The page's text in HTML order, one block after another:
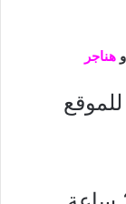
و هناجر